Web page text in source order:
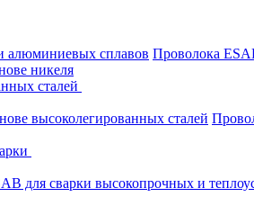
алюминиевых сплавов Проволока
никеля
сталей
высоколегированных сталей
для сварки высокопрочных и